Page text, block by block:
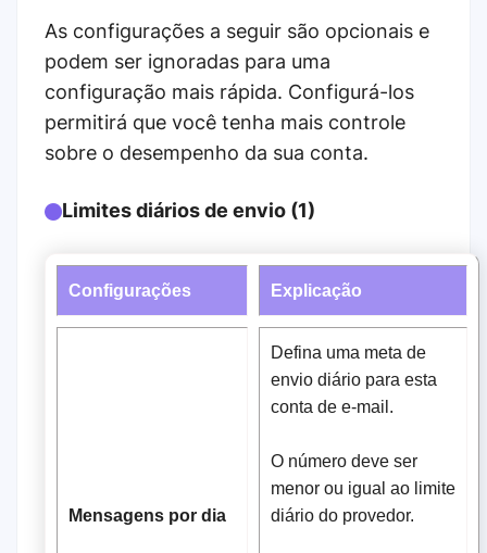
As configurações a seguir são opcionais e
podem ser ignoradas para uma
configuração mais rápida. Configurá-los
permitirá que você tenha mais controle
sobre o desempenho da sua conta.
Limites diários de envio (1)
Configurações Explicação
Mensagens por dia
Defina uma meta de
envio diário para esta
conta de e-mail.
O número deve ser
menor ou igual ao limite
diário do provedor.